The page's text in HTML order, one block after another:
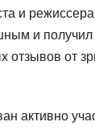
и
и
отзывов от
активно